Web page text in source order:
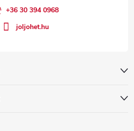
+36 30 394 0968
joljohet.hu